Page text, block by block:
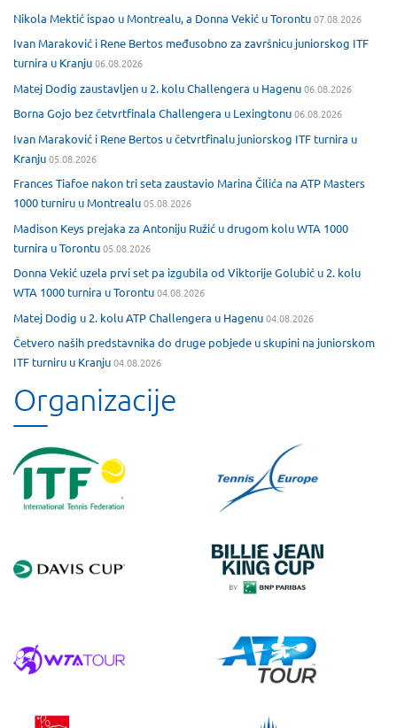
Nikola Mektić ispao u Montrealu, a Donna Vekić u Torontu07.08.2026
Ivan Maraković i Rene Bertos međusobno za završnicu juniorskog ITF
turnira u Kranju06.08.2026
Matej Dodig zaustavljen u 2. kolu Challengera u Hagenu06.08.2026
Borna Gojo bez četvrtfinala Challengera u Lexingtonu06.08.2026
Ivan Maraković i Rene Bertos u četvrtfinalu juniorskog ITF turnira u
Kranju05.08.2026
Frances Tiafoe nakon tri seta zaustavio Marina Čilića na ATP Masters
1000 turniru u Montrealu05.08.2026
Madison Keys prejaka za Antoniju Ružić u drugom kolu WTA 1000
turnira u Torontu05.08.2026
Donna Vekić uzela prvi set pa izgubila od Viktorije Golubić u 2. kolu
WTA 1000 turnira u Torontu04.08.2026
Matej Dodig u 2. kolu ATP Challengera u Hagenu04.08.2026
Četvero naših predstavnika do druge pobjede u skupini na juniorskom
ITF turniru u Kranju04.08.2026
Organizacije